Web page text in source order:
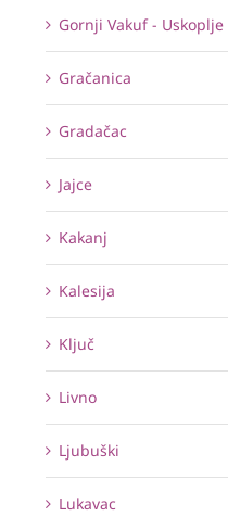
Gornji Vakuf - Uskoplje
Gračanica
Gradačac
Jajce
Kakanj
Kalesija
Ključ
Livno
Ljubuški
Lukavac